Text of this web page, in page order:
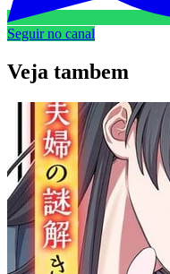
Seguir no canal
Veja tambem